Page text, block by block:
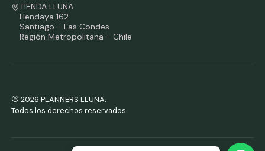
TIENDA LLUNA
Hendaya 162
Santiago - Las Condes
Región Metropolitana - Chile
2026 PLANNERS LLUNA.
Todos los derechos reservados.